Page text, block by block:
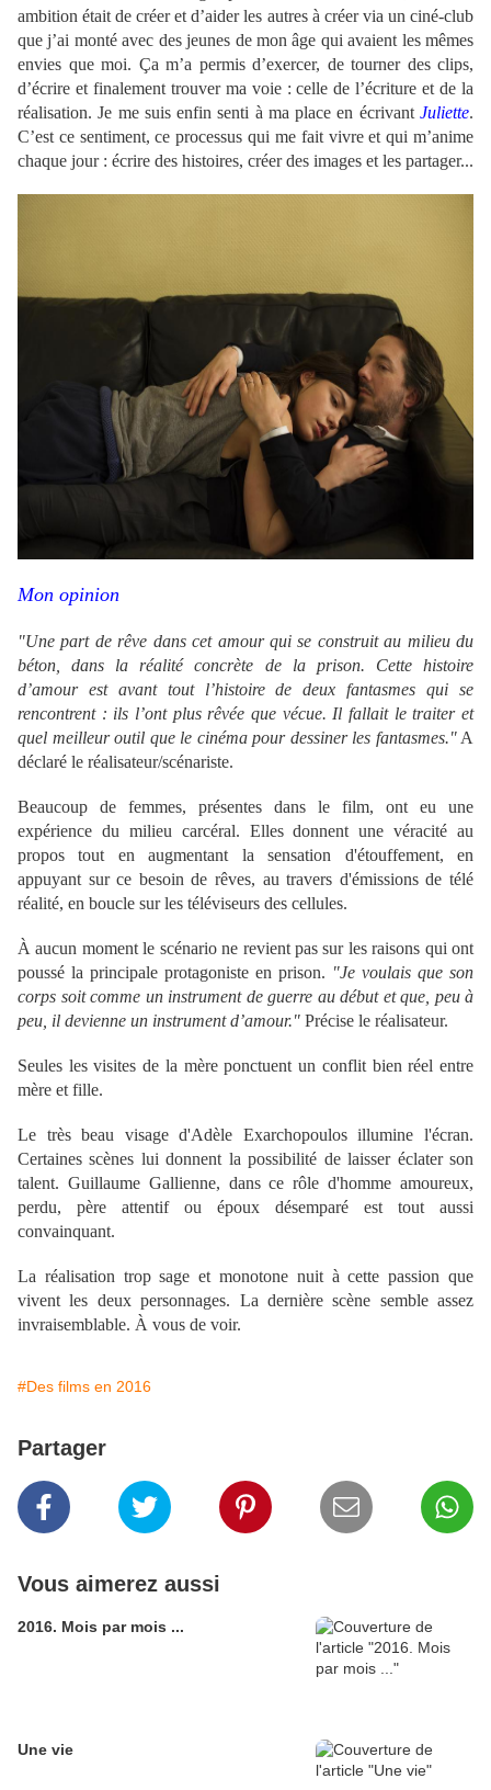
ambition était de créer et d’aider les autres à créer via un ciné-club
que j’ai monté avec des jeunes de mon âge qui avaient les mêmes
envies que moi. Ça m’a permis d’exercer, de tourner des clips,
d’écrire et finalement trouver ma voie : celle de l’écriture et de la
réalisation. Je me suis enfin senti à ma place en écrivant Juliette.
C’est ce sentiment, ce processus qui me fait vivre et qui m’anime
chaque jour : écrire des histoires, créer des images et les partager...
Mon opinion
"Une part de rêve dans cet amour qui se construit au milieu du
béton, dans la réalité concrète de la prison. Cette histoire
d’amour est avant tout l’histoire de deux fantasmes qui se
rencontrent : ils l’ont plus rêvée que vécue. Il fallait le traiter et
quel meilleur outil que le cinéma pour dessiner les fantasmes."A
déclaré le réalisateur/scénariste.
Beaucoup de femmes, présentes dans le film, ont eu une
expérience du milieu carcéral. Elles donnent une véracité au
propos tout en augmentant la sensation d'étouffement, en
appuyant sur ce besoin de rêves, au travers d'émissions de télé
réalité, en boucle sur les téléviseurs des cellules.
À aucun moment le scénario ne revient pas sur les raisons qui ont
poussé la principale protagoniste en prison. "Je voulais que son
corps soit comme un instrument de guerre au début et que, peu à
peu, il devienne un instrument d’amour." Précise le réalisateur.
Seules les visites de la mère ponctuent un conflit bien réel entre
mère et fille.
Le très beau visage d'Adèle Exarchopoulos illumine l'écran.
Certaines scènes lui donnent la possibilité de laisser éclater son
talent. Guillaume Gallienne, dans ce rôle d'homme amoureux,
perdu, père attentif ou époux désemparé est tout aussi
convainquant.
La réalisation trop sage et monotone nuit à cette passion que
vivent les deux personnages. La dernière scène semble assez
invraisemblable. À vous de voir.
#Des films en 2016
Partager
Vous aimerez aussi
2016. Mois par mois ...
Une vie